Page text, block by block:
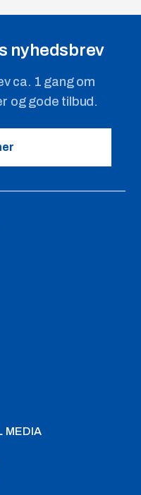
nyhedsbrev
ca. 1 gang om
og gode tilbud.
MEDIA